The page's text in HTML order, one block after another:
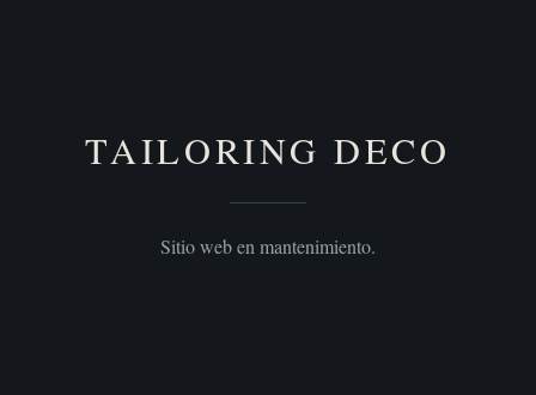
TAILORING DECO
Sitio web en mantenimiento.